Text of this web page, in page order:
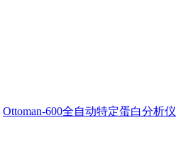
Ottoman-600全自动特定蛋白分析仪